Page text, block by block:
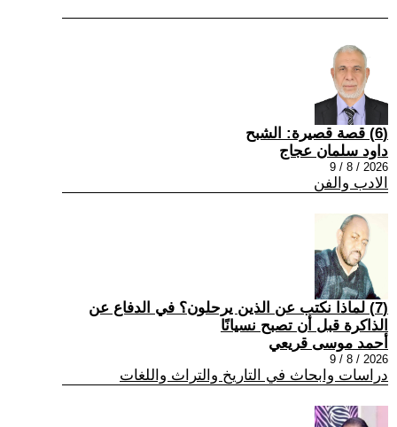
(6) قصة قصيرة: الشبح
داود سلمان عجاج
2026 / 8 / 9
الادب والفن
(7) لماذا نكتب عن الذين يرحلون؟ في الدفاع عن
الذاكرة قبل أن تصبح نسيانًا
أحمد موسى قريعي
2026 / 8 / 9
دراسات وابحاث في التاريخ والتراث واللغات